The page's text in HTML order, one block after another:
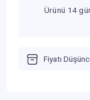
Ürünü 14
Fiyatı